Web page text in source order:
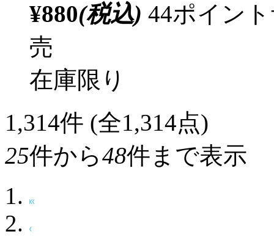
¥880(税込) 44ポイン
売
在庫限り
1,314件 (全1,314点)
25件から48件まで表示